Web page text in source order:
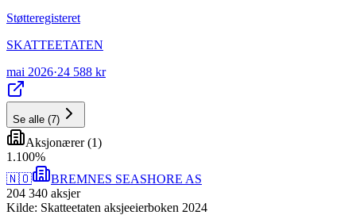
Støtteregisteret
SKATTEETATEN
mai 2026·24 588 kr
Se alle (7)
Aksjonærer(1)
1 .100%
🇳🇴
BREMNES SEASHORE AS
204 340 aksjer
Kilde: Skatteetaten aksjeeierboken 2024